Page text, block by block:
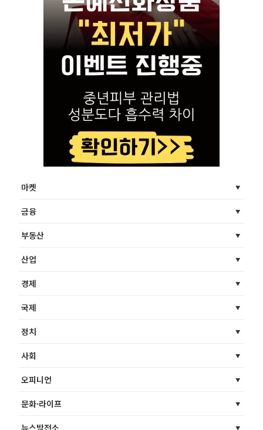
마켓
금융
부동산
산업
경제
국제
정치
사회
오피니언
문화·라이프
뉴스발전소